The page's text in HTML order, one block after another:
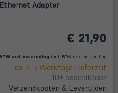
Adapter
€ 21,90
excl. verzending incl. BTW excl. verzending
ca. 4-5 Werktage Lieferzeit
10+ beschikbaar
Verzendkosten & Levertijden